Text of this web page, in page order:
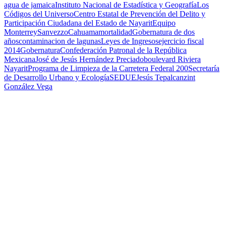
agua de jamaicaInstituto Nacional de Estadística y GeografíaLos
Códigos del UniversoCentro Estatal de Prevención del Delito y
Participación Ciudadana del Estado de NayaritEquipo
MonterreySanvezzoCahuamamortalidadGobernatura de dos
añoscontaminacion de lagunasLeyes de Ingresosejercicio fiscal
2014GobernaturaConfederación Patronal de la República
MexicanaJosé de Jesús Hernández Preciadoboulevard Riviera
NayaritPrograma de Limpieza de la Carretera Federal 200Secretaría
de Desarrollo Urbano y EcologíaSEDUEJesús Tepalcanzint
González Vega